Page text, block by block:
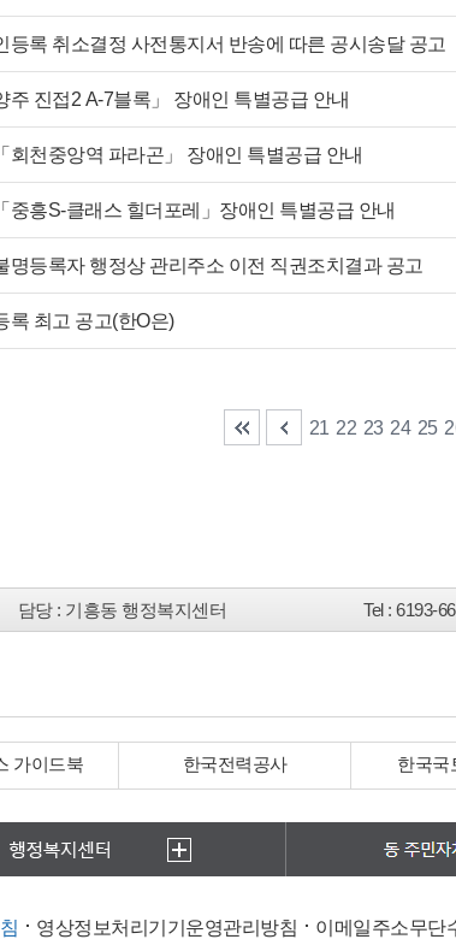
등록 취소결정 사전통지서 반송에 따른 공시송달 공고
주 진접2 A-7블록」 장애인 특별공급 안내
회천중앙역 파라곤」 장애인 특별공급 안내
중흥S-클래스 힐더포레」장애인 특별공급 안내
명등록자 행정상 관리주소 이전 직권조치결과 공고
록 최고 공고(한O은)
21 22 23 24 25
담당: 기흥동 행정복지센터 Tel: 6193-
가이드북 한국전력공사 한국국
영상정보처리기기운영관리방침 이메일주소무단